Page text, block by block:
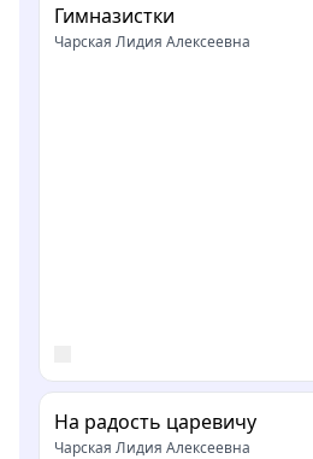
Гимназистки
Чарская Лидия Алексеевна
На радость царевичу
Чарская Лидия Алексеевна